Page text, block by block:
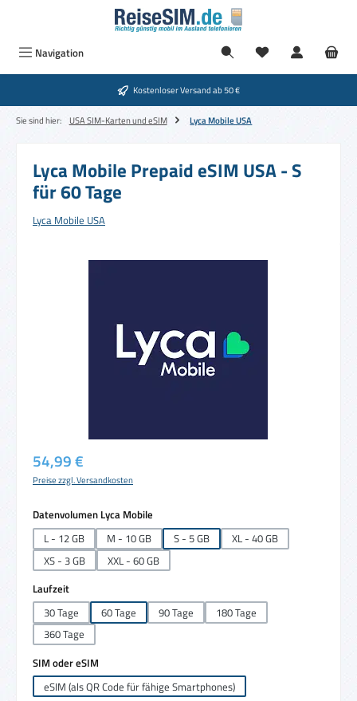
Zum Hauptinhalt springen
Navigation
Kostenloser Versand ab 50 €
Sie sind hier: USA SIM-Karten und eSIM Lyca Mobile USA
Lyca Mobile Prepaid eSIM USA - S
für 60 Tage
Lyca Mobile USA
Regulärer Preis:
54,99 €
Preise zzgl. Versandkosten
Datenvolumen Lyca Mobile
L - 12 GB
M - 10 GB S - 5 GB
XL - 40 GB
XS - 3 GB
XXL - 60 GB
Laufzeitauswählen
30 Tage
60 Tage 90 Tage
180 Tage
360 Tage
SIM oder eSIM
eSIM (als QR Code für fähige Smartphones)